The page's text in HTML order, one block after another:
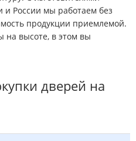
и России мы работаем без
продукции приемлемой.
на высоте, в этом вы
дверей на